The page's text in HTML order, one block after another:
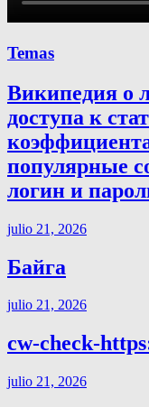
Temas
Википедия о
доступа к
популярные
логин и
julio 21, 2026
Байга
julio 21, 2026
cw-check-
julio 21, 2026